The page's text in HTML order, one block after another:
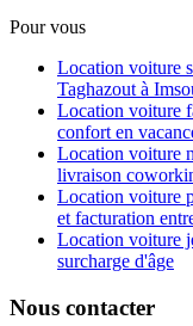
Pour vous
Location voiture
Taghazout à
Location voiture
confort en
Location voiture
livraison
Location voiture
et facturation
Location voiture
surcharge d'âge
Nous contacter